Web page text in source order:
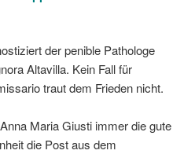
der penible Pathologe
Altavilla. Kein Fall für
traut dem Frieden nicht.
Maria Giusti immer die gute
die Post aus dem